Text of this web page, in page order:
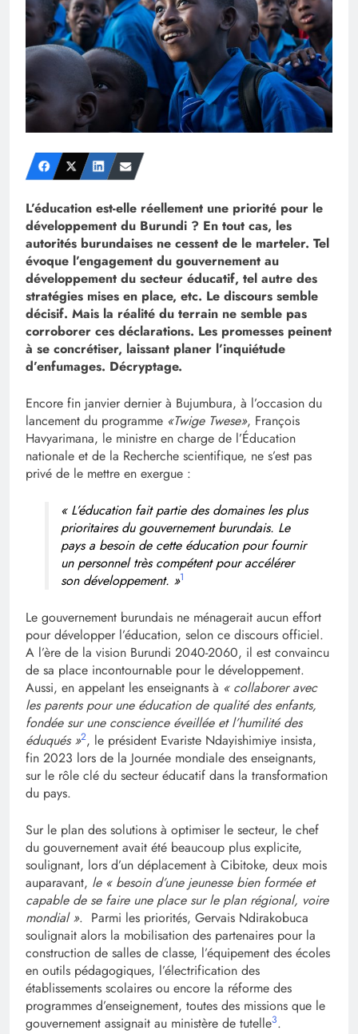
L’éducation est-elle réellement une priorité pour le
développement du Burundi ? En tout cas, les
autorités burundaises ne cessent de le marteler. Tel
évoque l’engagement du gouvernement au
développement du secteur éducatif, tel autre des
stratégies mises en place, etc. Le discours semble
décisif. Mais la réalité du terrain ne semble pas
corroborer ces déclarations. Les promesses peinent
à se concrétiser, laissant planer l’inquiétude
d’enfumages. Décryptage.
Encore fin janvier dernier à Bujumbura, à l’occasion du
lancement du programme «Twige Twese», François
Havyarimana, le ministre en charge de l’Éducation
nationale et de la Recherche scientifique, ne s’est pas
privé de le mettre en exergue :
« L’éducation fait partie des domaines les plus
prioritaires du gouvernement burundais. Le
pays a besoin de cette éducation pour fournir
un personnel très compétent pour accélérer
son développement. »1
Le gouvernement burundais ne ménagerait aucun effort
pour développer l’éducation, selon ce discours officiel.
A l’ère de la vision Burundi 2040-2060, il est convaincu
de sa place incontournable pour le développement.
Aussi, en appelant les enseignants à « collaborer avec
les parents pour une éducation de qualité des enfants,
fondée sur une conscience éveillée et l’humilité des
éduqués »2, le président Evariste Ndayishimiye insista,
fin 2023 lors de la Journée mondiale des enseignants,
sur le rôle clé du secteur éducatif dans la transformation
du pays.
Sur le plan des solutions à optimiser le secteur, le chef
du gouvernement avait été beaucoup plus explicite,
soulignant, lors d’un déplacement à Cibitoke, deux mois
auparavant, le « besoin d’une jeunesse bien formée et
capable de se faire une place sur le plan régional, voire
mondial ». Parmi les priorités, Gervais Ndirakobuca
soulignait alors la mobilisation des partenaires pour la
construction de salles de classe, l’équipement des écoles
en outils pédagogiques, l’électrification des
établissements scolaires ou encore la réforme des
programmes d’enseignement, toutes des missions que le
gouvernement assignait au ministère de tutelle3.